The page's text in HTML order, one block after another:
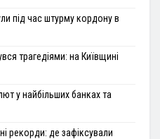
під час штурму кордону в
трагедіями: на Київщині
у найбільших банках та
рекорди: де зафіксували